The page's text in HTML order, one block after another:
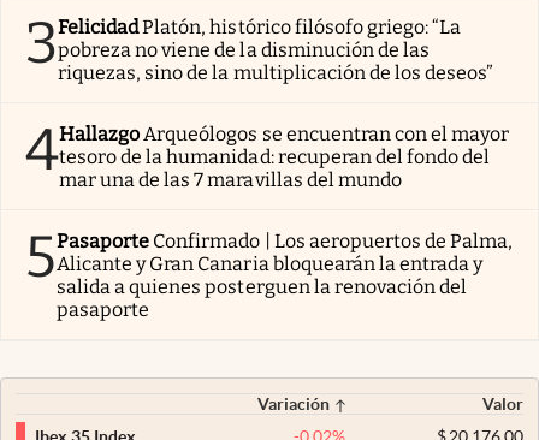
3FelicidadPlatón, histórico filósofo griego: “La
pobreza no viene de la disminución de las
riquezas, sino de la multiplicación de los deseos”
4Hallazgo Arqueólogos se encuentran con el mayor
tesoro de la humanidad: recuperan del fondo del
mar una de las 7 maravillas del mundo
5Pasaporte Confirmado | Los aeropuertos de Palma,
Alicante y Gran Canaria bloquearán la entrada y
salida a quienes posterguen la renovación del
pasaporte
Variación
Valor
-0,02% $20.176,00